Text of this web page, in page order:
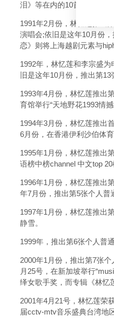
泪》等在内的10首歌曲;除
1991年2月份，林忆莲推出
演唱会;依旧是这年10月份
恋》则将上海越剧元素与
1992年，林忆莲和李宗盛
旧是这年10月份，推出第
1993年4月份，林忆莲推出
育馆举行“天地野花1993情
1994年3月份，林忆莲推出
6月份，在香港伊利沙伯体
1995年1月份，林忆莲推出
语榜中榜channel 中文top
1996年1月份，林忆莲推出
年7月份，推出第5张个人普
1997年1月份，林忆莲推出
静雪。
1999年，推出第6张个人普
2000年1月份，推出第7张
月25号，在新加坡举行
绎女歌手奖，而专辑《林忆
2001年4月21号，林忆莲荣
届cctv-mtv音乐盛典台湾地